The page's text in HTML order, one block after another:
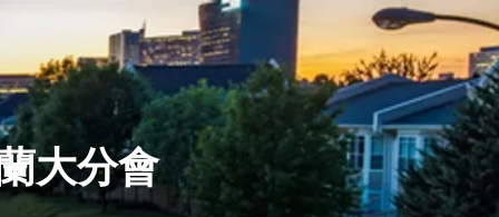
大分會